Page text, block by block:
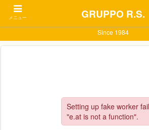
Since 1984
メニュー GRUPPO R.S.